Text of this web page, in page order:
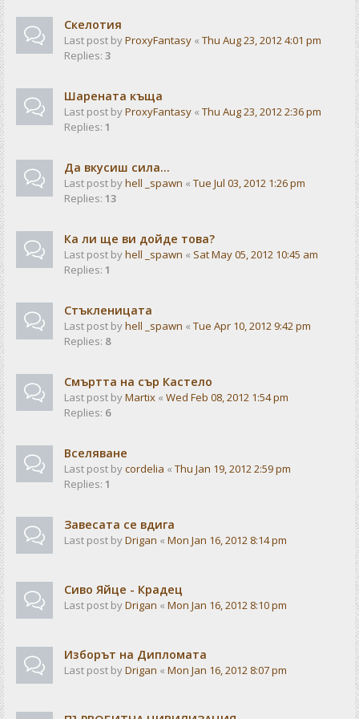
Скелотия
Last post byProxyFantasy « Thu Aug 23, 2012 4:01 pm
Replies: 3
Шарената къща
Last post byProxyFantasy « Thu Aug 23, 2012 2:36 pm
Replies: 1
Да вкусиш сила...
Last post byhell _spawn « Tue Jul 03, 2012 1:26 pm
Replies: 13
Ка ли ще ви дойде това?
Last post byhell _spawn « Sat May 05, 2012 10:45 am
Replies: 1
Стъкленицата
Last post byhell _spawn « Tue Apr 10, 2012 9:42 pm
Replies: 8
Смъртта на сър Кастело
Last post byMartix « Wed Feb 08, 2012 1:54 pm
Replies: 6
Вселяване
Last post bycordelia « Thu Jan 19, 2012 2:59 pm
Replies: 1
Завесата се вдига
Last post byDrigan « Mon Jan 16, 2012 8:14 pm
Сиво Яйце - Крадец
Last post byDrigan « Mon Jan 16, 2012 8:10 pm
Изборът на Дипломата
Last post byDrigan « Mon Jan 16, 2012 8:07 pm